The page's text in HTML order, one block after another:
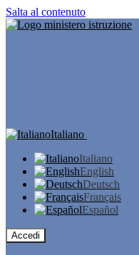
Salta al contenuto
Italiano
Italiano
English
Deutsch
Français
Español
Accedi